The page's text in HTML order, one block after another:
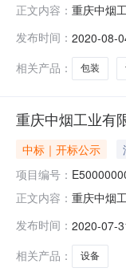
正文内容： 重庆中烟
文件递交
发布时间： 2020-08-
相关产品：
包装
重庆中烟工业有
中标｜开标公示
项目编号：
正文内容： 重庆中烟
标人名称:
发布时间： 2020-07-
相关产品：
设备